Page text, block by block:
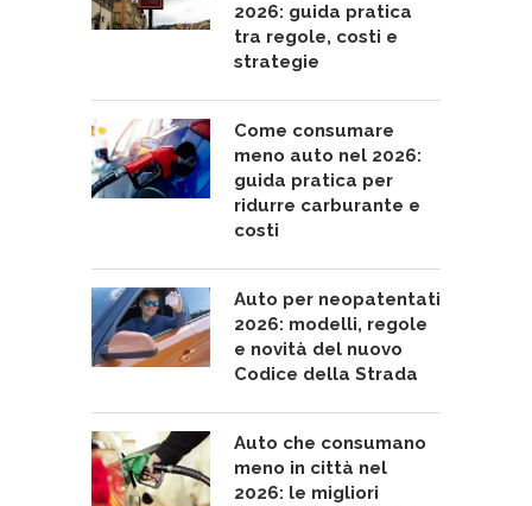
2026: guida pratica
tra regole, costi e
strategie
Come consumare
meno auto nel 2026:
guida pratica per
ridurre carburante e
costi
Auto per neopatentati
2026: modelli, regole
e novità del nuovo
Codice della Strada
Auto che consumano
meno in città nel
2026: le migliori